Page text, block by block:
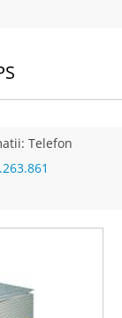
Telefon